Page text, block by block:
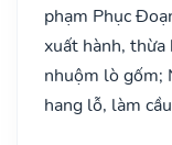
phạm Phục
xuất hành, thừa
nhuộm lò gốm;
hang lỗ, làm